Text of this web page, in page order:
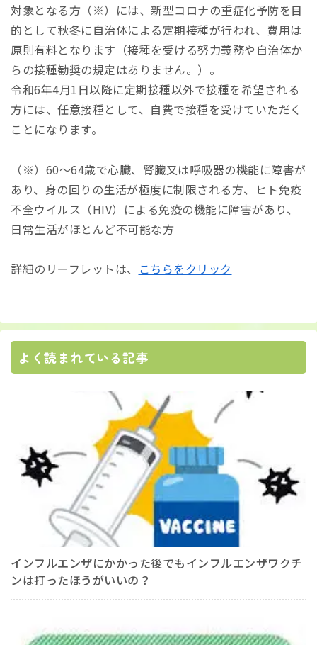
対象となる方（※）には、新型コロナの重症化予防を目
的として秋冬に自治体による定期接種が行われ、費用は
原則有料となります（接種を受ける努力義務や自治体か
らの接種勧奨の規定はありません。）。
令和6年4月1日以降に定期接種以外で接種を希望される
方には、任意接種として、自費で接種を受けていただく
ことになります。
（※）60～64歳で心臓、腎臓又は呼吸器の機能に障害が
あり、身の回りの生活が極度に制限される方、ヒト免疫
不全ウイルス（HIV）による免疫の機能に障害があり、
日常生活がほとんど不可能な方
詳細のリーフレットは、 こちらをクリック
よく読まれている記事
インフルエンザにかかった後でもインフルエンザワクチ
ンは打ったほうがいいの？